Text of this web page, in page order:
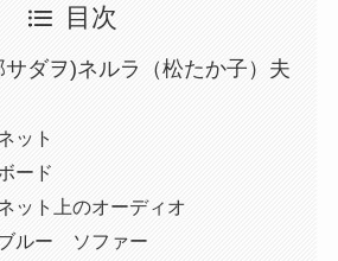
目次
ダヲ)ネルラ（松たか子）夫
ット
ード
ット上のオーディオ
ルー ソファー